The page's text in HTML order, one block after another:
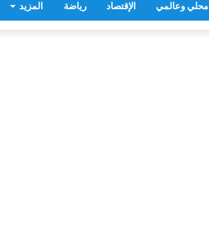
محلي وعالمي الإقتصاد رياضة المزيد